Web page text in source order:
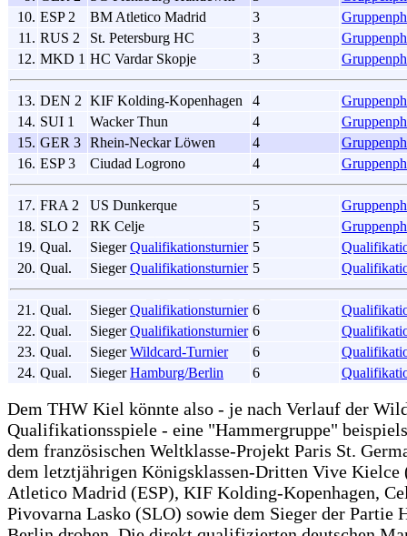
10. ESP 2 BM Atletico Madrid 3
11. RUS 2 St. Petersburg HC 3
12. MKD 1 HC Vardar Skopje 3
13. DEN 2 KIF Kolding-Kopenhagen 4
14. SUI 1 Wacker Thun 4
15. GER 3 Rhein-Neckar Löwen 4
16. ESP 3 Ciudad Logrono 4
17. FRA 2 US Dunkerque 5
18. SLO 2 RK Celje 5
19. Qual. SiegerQualifikationsturnier 5
20. Qual. SiegerQualifikationsturnier 5
21. Qual. SiegerQualifikationsturnier 6
22. Qual. SiegerQualifikationsturnier 6
23. Qual. SiegerWildcard-Turnier 6
24. Qual. SiegerHamburg/Berlin 6
Dem THW Kiel könnte also - je nach Verlauf der
Qualifikationsspiele - eine "Hammergruppe"
dem französischen Weltklasse-Projekt Paris St.
dem letztjährigen Königsklassen-Dritten Vive Kielce
Atletico Madrid (ESP), KIF Kolding-Kopenhagen,
Pivovarna Lasko (SLO) sowie dem Sieger der Partie